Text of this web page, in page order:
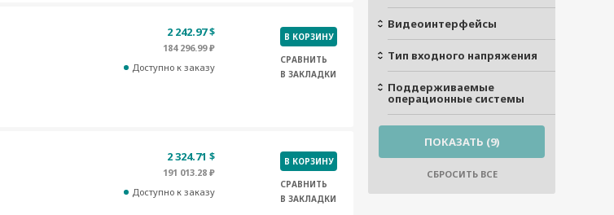
Видеоинтерфейсы
Тип входного напряжения
Поддерживаемые
операционные системы
2 242.97 $
184 296.99 ₽
Доступно к заказу
В КОРЗИНУ
СРАВНИТЬ
В ЗАКЛАДКИ
2 324.71 $
191 013.28 ₽
Доступно к заказу
В КОРЗИНУ
СРАВНИТЬ
В ЗАКЛАДКИ